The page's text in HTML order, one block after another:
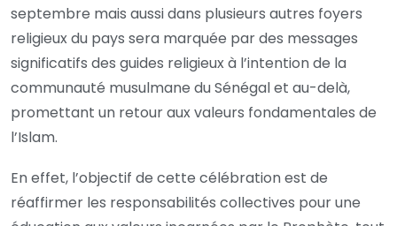
septembre mais aussi dans plusieurs autres foyers
religieux du pays sera marquée par des messages
significatifs des guides religieux à l’intention de la
communauté musulmane du Sénégal et au-delà,
promettant un retour aux valeurs fondamentales de
l’Islam.
En effet, l’objectif de cette célébration est de
réaffirmer les responsabilités collectives pour une